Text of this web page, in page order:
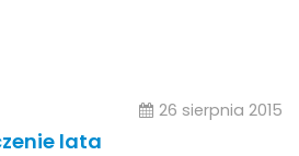
26 sierpnia 2015
lata